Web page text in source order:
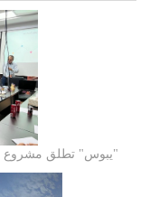
"يبوس" تطلق مشروع